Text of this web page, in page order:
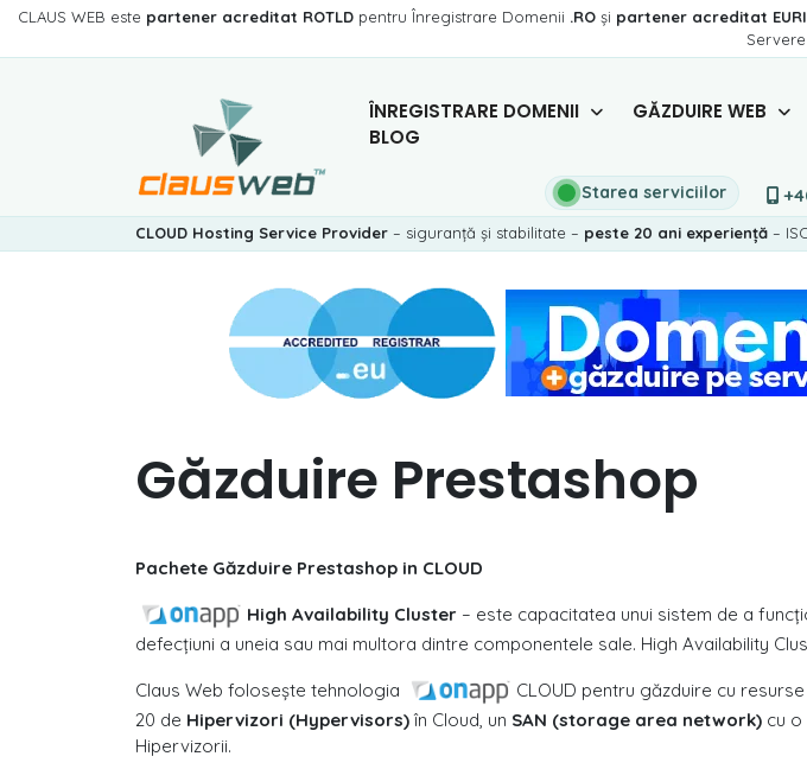
CLAUS WEB este partener acreditat ROTLD pentru Înregistrare Domenii .RO și partener acreditat
Servere
ÎNREGISTRARE DOMENII GĂZDUIRE WEB
BLOG
Starea serviciilor
CLOUD Hosting Service Provider – siguranță și stabilitate – peste 20 ani experiență –
Găzduire Prestashop
Pachete Găzduire Prestashop in CLOUD
High Availability Cluster – este capacitatea unui sistem de a
defecțiuni a uneia sau mai multora dintre componentele sale. High Availability
Claus Web folosește tehnologia
CLOUD pentru găzduire cu
20 de Hipervizori (Hypervisors)în Cloud, un SAN (storage area network) cu
Hipervizorii.